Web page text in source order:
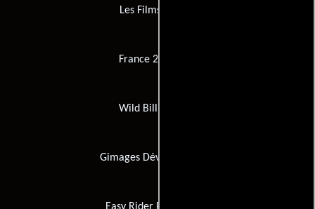
Les Films Pelléas
France 2 Cinéma
Wild Bill Pictures
Gimages Développement
Easy Rider Productions